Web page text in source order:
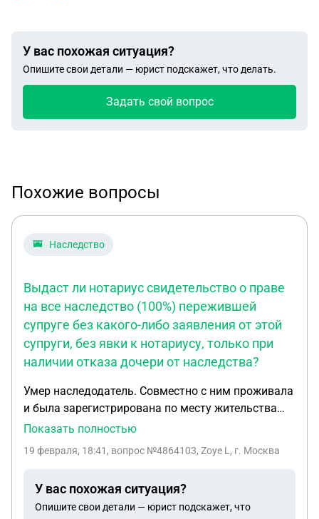
У вас похожая ситуация?
Опишите свои детали — юрист подскажет, что делать.
Задать свой вопрос
Похожие вопросы
Наследство
Выдаст ли нотариус свидетельство о праве
на все наследство (100%) пережившей
супруге без какого-либо заявления от этой
супруги, без явки к нотариусу, только при
наличии отказа дочери от наследства?
Умер наследодатель. Совместно с ним проживала
и была зарегистрирована по месту жительства
его официальная супруга (пенсионерка по
не было. Имущество супругов было оформлено в
квартире (все наследство). Наследственное дело
открыто нотариусом по заявлению родной
Показать полностью
19 февраля, 18:41 , вопрос №4864103, Zoye L, г. Москва
У вас похожая ситуация?
Опишите свои детали — юрист подскажет, что